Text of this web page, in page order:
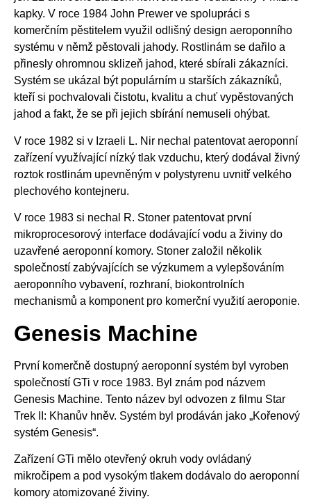
kapky. V roce 1984 John Prewer ve spolupráci s
komerčním pěstitelem využil odlišný design aeroponního
systému v němž pěstovali jahody. Rostlinám se dařilo a
přinesly ohromnou sklizeň jahod, které sbírali zákazníci.
Systém se ukázal být populárním u starších zákazníků,
kteří si pochvalovali čistotu, kvalitu a chuť vypěstovaných
jahod a fakt, že se při jejich sbírání nemuseli ohýbat.
V roce 1982 si v Izraeli L. Nir nechal patentovat aeroponní
zařízení využívající nízký tlak vzduchu, který dodával živný
roztok rostlinám upevněným v polystyrenu uvnitř velkého
plechového kontejneru.
V roce 1983 si nechal R. Stoner patentovat první
mikroprocesorový interface dodávající vodu a živiny do
uzavřené aeroponní komory. Stoner založil několik
společností zabývajících se výzkumem a vylepšováním
aeroponního vybavení, rozhraní, biokontrolních
mechanismů a komponent pro komerční využití aeroponie.
Genesis Machine
První komerčně dostupný aeroponní systém byl vyroben
společností GTi v roce 1983. Byl znám pod názvem
Genesis Machine. Tento název byl odvozen z filmu Star
Trek II: Khanův hněv. Systém byl prodáván jako „Kořenový
systém Genesis“.
Zařízení GTi mělo otevřený okruh vody ovládaný
mikročipem a pod vysokým tlakem dodávalo do aeroponní
komory atomizované živiny.